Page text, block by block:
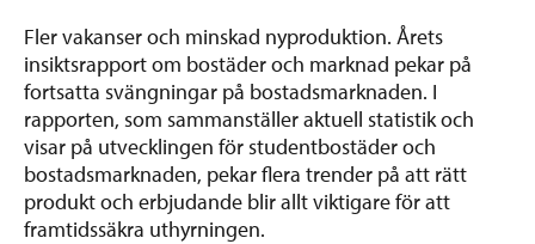
Fler vakanser och minskad nyproduktion. Årets
insiktsrapport om bostäder och marknad pekar på
fortsatta svängningar på bostadsmarknaden. I
rapporten, som sammanställer aktuell statistik och
visar på utvecklingen för studentbostäder och
bostadsmarknaden, pekar flera trender på att rätt
produkt och erbjudande blir allt viktigare för att
framtidssäkra uthyrningen.